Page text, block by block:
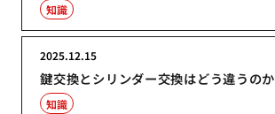
知識
鍵交換とシリンダー交換はどう違うのか
2025.12.15
知識